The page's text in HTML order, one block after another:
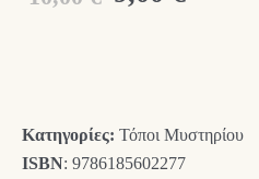
9,00 €.
Κατηγορίες: Τόποι Μυστηρίου
ISBN: 9786185602277